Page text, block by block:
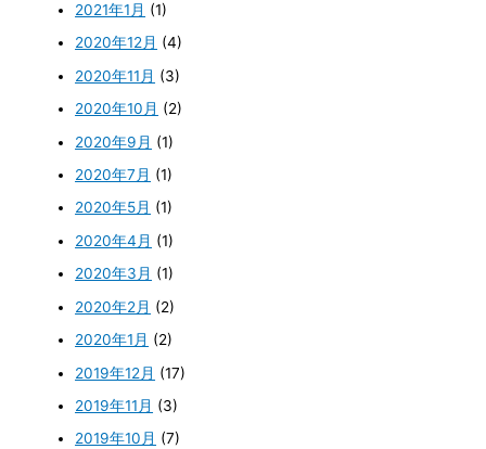
2021年1月 (1)
2020年12月 (4)
2020年11月 (3)
2020年10月 (2)
2020年9月 (1)
2020年7月 (1)
2020年5月 (1)
2020年4月 (1)
2020年3月 (1)
2020年2月 (2)
2020年1月 (2)
2019年12月 (17)
2019年11月 (3)
2019年10月 (7)